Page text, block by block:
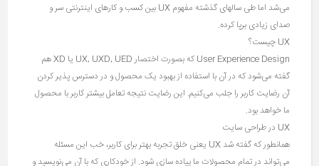
می‌شد اما طی سالهای گذشته مفهوم UX بین کسب و کارهای اینترنتی سر و
صدای زیادی برپا کرده.
UX چیست؟
User Experience Design که بصورت اختصار UX, UXD, UED یا XD هم
گفته می‌شود که در آن با استفاده از بهبود یک محصول و در دسترس پذیر کردن
آن رضایت کاربر را جلب می‌کنیم. این رضایت نتیجه تعامل بیشتر کاربر با محصول
ما خواهد بود.
UX در طراحی سایت
همانطور که گفته شد UX یعنی خلق تجربه بهتر برای کاربر، خب این مسئله
می‌تواند در تمام محصولات ما پیاده سازی شود. از خودکاری که با آن می‌نویسید و